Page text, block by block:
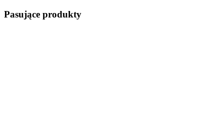
Pasujące produkty